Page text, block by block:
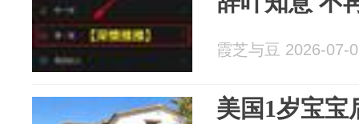
霞芝与豆 2026-07-
美国1岁宝宝